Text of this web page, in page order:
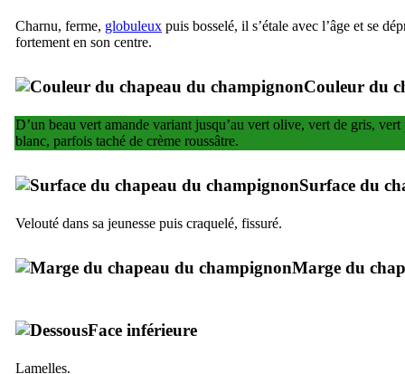
Charnu, ferme, globuleux puis bosselé, il s’étale avec l’âge et se
fortement en son centre.
Couleur du
D’un beau vert amande variant jusqu’au vert olive, vert de gris,
blanc, parfois taché de crème roussâtre.
Surface du
Velouté dans sa jeunesse puis craquelé, fissuré.
Marge du
Face inférieure
Lamelles.